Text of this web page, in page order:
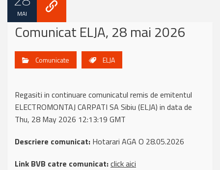
MAI
Comunicat ELJA, 28 mai 2026
Comunicate ELJA
Regasiti in continuare comunicatul remis de emitentul
ELECTROMONTAJ CARPATI SA Sibiu (ELJA) in data de
Thu, 28 May 2026 12:13:19 GMT
Descriere comunicat: Hotarari AGA O 28.05.2026
Link BVB catre comunicat:click aici